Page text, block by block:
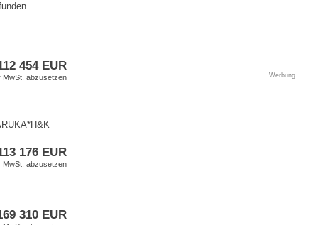
454 EUR
MwSt. abzusetzen
176 EUR
MwSt. abzusetzen
310 EUR
Werbung